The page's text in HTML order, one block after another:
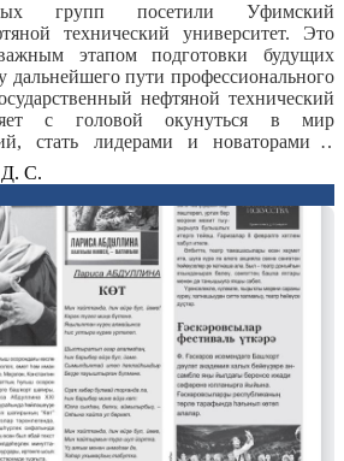
групп посетили Уфимский
технический университет. Это
этапом подготовки будущих
дальнейшего пути профессионального
нефтяной технический
с головой окунуться в мир
стать лидерами и новаторами в
науки, получить престижную
ребята смогли ознакомиться с
поступления. Они узнали о
экзаменам, необходимых
подачи документов.Особое
участию студентов в специальных
студенты колледжа получили
попробовать себя в роли настоящих
классы были ориентированы на
навыков, что особенно важно для
стремящихся занять достойное место
сфере.
Д. С.